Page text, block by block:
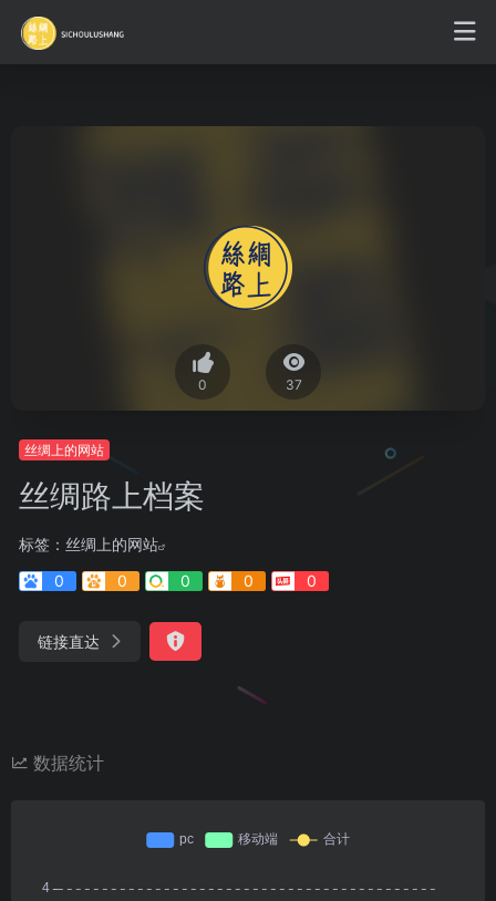
0 37
丝绸上的网站
丝绸路上档案
标签： 丝绸上的网站
0
0 0 0 0
链接直达
数据统计